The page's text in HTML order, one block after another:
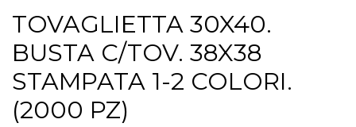
TOVAGLIETTA 30X40.
BUSTA C/TOV. 38X38
STAMPATA 1-2 COLORI.
(2000 PZ)